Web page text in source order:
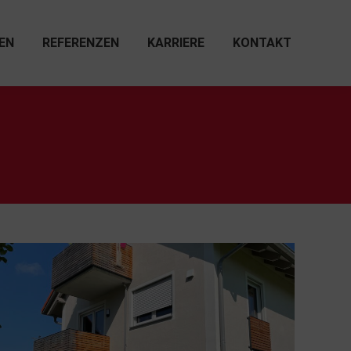
REFERENZEN KARRIERE KONTAKT